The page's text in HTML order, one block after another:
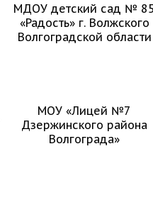
МДОУ детский сад №
«Радость» г. Волжского
Волгоградской области
МОУ «Лицей №7
Дзержинского района
Волгограда»